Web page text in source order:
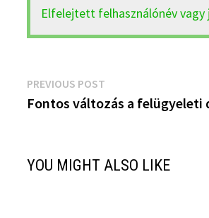
Elfelejtett felhasználónév vagy
Bejegyzés
navigáció
PREVIOUS POST
post:
Fontos változás a felügyeleti
YOU MIGHT ALSO LIKE